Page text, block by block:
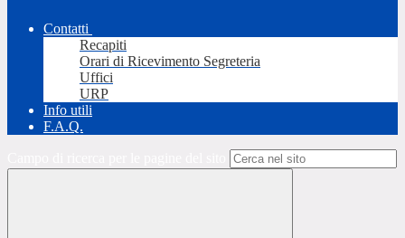
Contatti
Recapiti
Orari di Ricevimento Segreteria
Uffici
URP
Info utili
F.A.Q.